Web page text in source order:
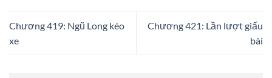
Chương 419: Ngũ Long kéo
xe
Chương 421: Lần lượt giấu
bài